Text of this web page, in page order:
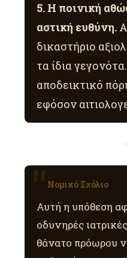
5. Η ποινική
αστική ευθύνη.
δικαστήριο
τα ίδια
αποδεικτικό
εφόσον
Νομικό Σχόλιο
Αυτή η υπόθεση
οδυνηρές
θάνατο πρόωρου